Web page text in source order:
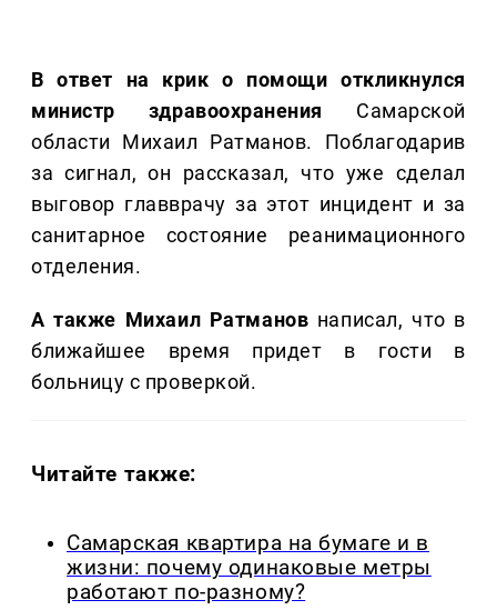
В ответ на крик о помощи откликнулся
министр здравоохранения Самарской
области Михаил Ратманов. Поблагодарив
за сигнал, он рассказал, что уже сделал
выговор главврачу за этот инцидент и за
санитарное состояние реанимационного
отделения.
А также Михаил Ратманов написал, что в
ближайшее время придет в гости в
больницу с проверкой.
Читайте также:
Самарская квартира на бумаге и в
жизни: почему одинаковые метры
работают по-разному?